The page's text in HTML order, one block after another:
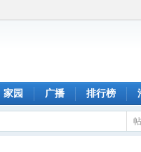
家园 广播 排行榜